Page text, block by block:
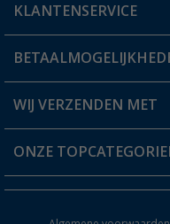
Mijn account
Status bestelling
Verlanglijstje
KLANTENSERVICE
FAQ & Contact
Verzendinformatie
Catalogus
WIJ VERZENDEN MET
ONZE